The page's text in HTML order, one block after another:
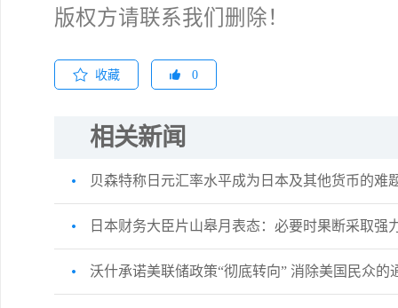
版权方请联系我们删除！
收藏 0
相关新闻
贝森特称日元汇率水平成为日本及其他货币的难
日本财务大臣片山皋月表态：必要时果断采取强
沃什承诺美联储政策“彻底转向” 消除美国民众的